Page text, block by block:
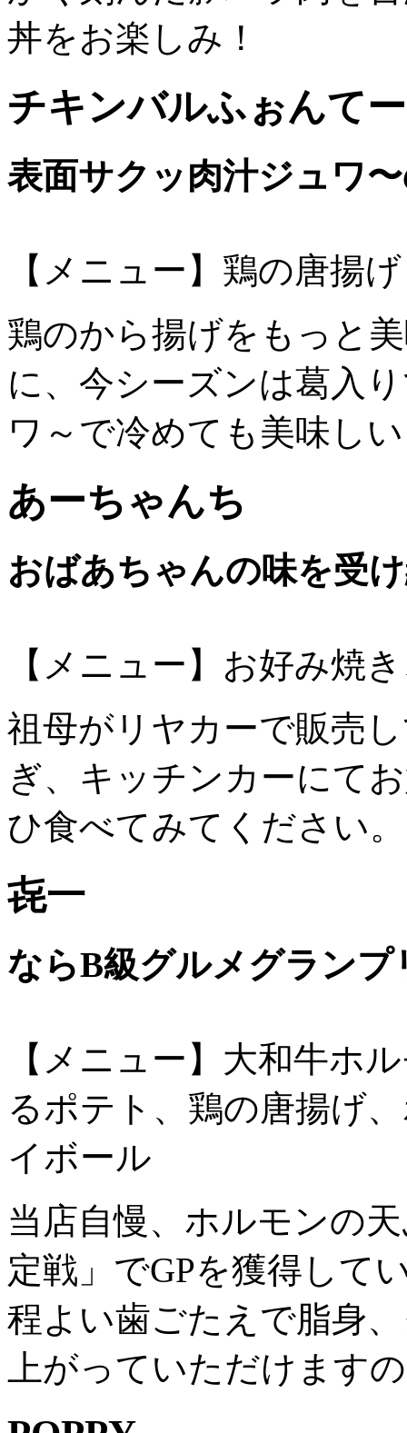
丼をお楽しみ！
チキンバルふぉんて
表面サクッ肉汁ジュワ
【メニュー】鶏の唐揚げ
鶏のから揚げをもっと
に、今シーズンは葛入
ワ～で冷めても美味し
あーちゃんち
おばあちゃんの味を受
【メニュー】お好み焼
祖母がリヤカーで販売
ぎ、キッチンカーにて
ひ食べてみてください。
㐂一
ならB級グルメグラン
【メニュー】大和牛ホ
るポテト、鶏の唐揚げ
イボール
当店自慢、ホルモンの
定戦」でGPを獲得して
程よい歯ごたえで脂身
上がっていただけます